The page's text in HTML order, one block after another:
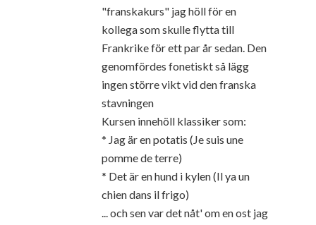
"franskakurs" jag höll för en
kollega som skulle flytta till
Frankrike för ett par år sedan. Den
genomfördes fonetiskt så lägg
ingen större vikt vid den franska
stavningen
Kursen innehöll klassiker som:
* Jag är en potatis (Je suis une
pomme de terre)
* Det är en hund i kylen (Il ya un
chien dans il frigo)
... och sen var det nåt' om en ost jag